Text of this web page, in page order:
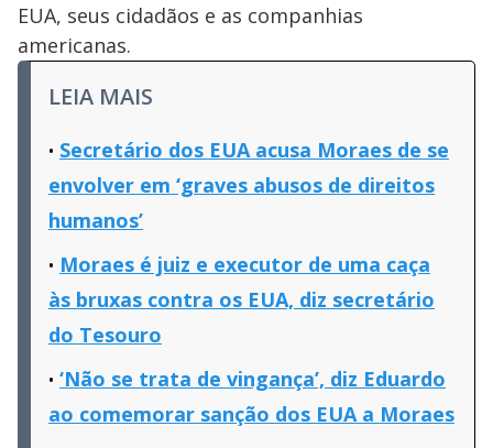
EUA, seus cidadãos e as companhias
americanas.
LEIA MAIS
Secretário dos EUA acusa Moraes de se
envolver em ‘graves abusos de direitos
humanos’
Moraes é juiz e executor de uma caça
às bruxas contra os EUA, diz secretário
do Tesouro
‘Não se trata de vingança’, diz Eduardo
ao comemorar sanção dos EUA a Moraes